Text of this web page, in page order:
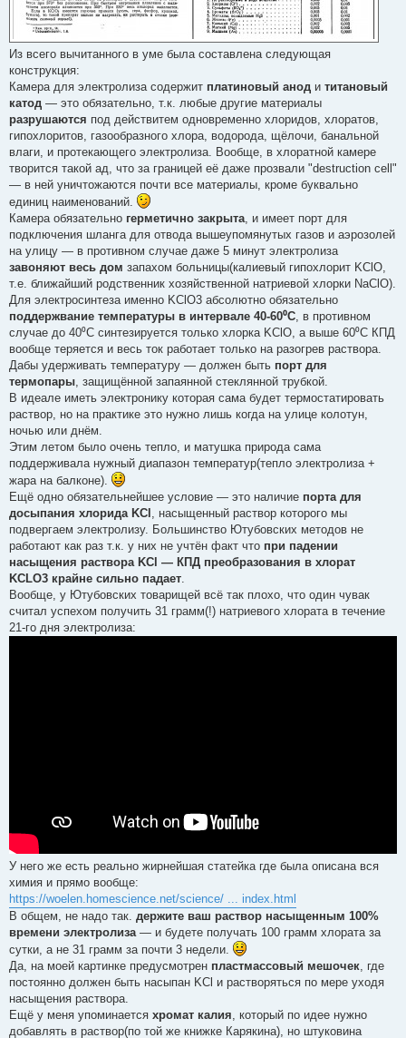
Из всего вычитанного в уме была составлена следующая
конструкция:
Камера для электролиза содержит платиновый анод и титановый
катод — это обязательно, т.к. любые другие материалы
разрушаются под действитем одновременно хлоридов, хлоратов,
гипохлоритов, газообразного хлора, водорода, щёлочи, банальной
влаги, и протекающего электролиза. Вообще, в хлоратной камере
творится такой ад, что за границей её даже прозвали "destruction cell"
— в ней уничтожаются почти все материалы, кроме буквально
единиц наименований.
Камера обязательно герметично закрыта , и имеет порт для
подключения шланга для отвода вышеупомянутых газов и аэрозолей
на улицу — в противном случае даже 5 минут электролиза
завоняют весь дом запахом больницы(калиевый гипохлорит KClO,
т.е. ближайший родственник хозяйственной натриевой хлорки NaClO).
Для электросинтеза именно KClO3 абсолютно обязательно
поддержвание температуры в интервале 40-60⁰С , в противном
случае до 40⁰С синтезируется только хлорка KClO, а выше 60⁰С КПД
вообще теряется и весь ток работает только на разогрев раствора.
Дабы удерживать температуру — должен быть порт для
термопары , защищённой запаянной стеклянной трубкой.
В идеале иметь электронику которая сама будет термостатировать
раствор, но на практике это нужно лишь когда на улице колотун,
ночью или днём.
Этим летом было очень тепло, и матушка природа сама
поддерживала нужный диапазон температур(тепло электролиза +
жара на балконе).
Ещё одно обязательнейшее условие — это наличие порта для
досыпания хлорида KCl , насыщенный раствор которого мы
подвергаем электролизу. Большинство Ютубовских методов не
работают как раз т.к. у них не учтён факт что при падении
насыщения раствора KCl — КПД преобразования в хлорат
KCLO3 крайне сильно падает
Вообще, у Ютубовских товарищей всё так плохо, что один чувак
считал успехом получить 31 грамм(!) натриевого хлората в течение
21-го дня электролиза:
У него же есть реально жирнейшая статейка где была описана вся
химия и прямо вообще:
https://woelen.homescience.net/science/ ... index.html
В общем, не надо так. держите ваш раствор насыщенным 100%
времени электролиза— и будете получать 100 грамм хлората за
сутки, а не 31 грамм за почти 3 недели.
Да, на моей картинке предусмотрен пластмассовый мешочек, где
постоянно должен быть насыпан KCl и растворяться по мере уходя
насыщения раствора.
Ещё у меня упоминается хромат калия, который по идее нужно
добавлять в раствор(по той же книжке Карякина), но штуковина